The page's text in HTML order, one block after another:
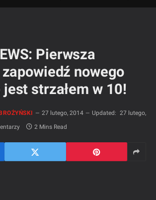
Pierwsza
nowego
jest strzałem w 10!
27 lutego, 2014 Updated: 27 lutego,
2 Mins Read